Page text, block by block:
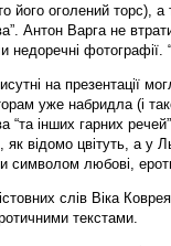
його оголений торс),
Антон Варга не
недоречні
на презентації
уже набридла (і
“та інших гарних
як відомо цвітуть, а у
символом любові,
слів Віка
текстами.